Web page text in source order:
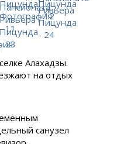
Алахадзы.
на отдых
санузел